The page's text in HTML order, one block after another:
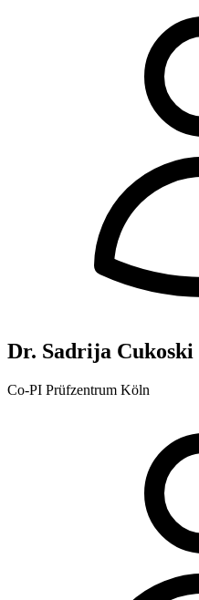
Dr. Sadrija Cukoski
Co-PI Prüfzentrum Köln